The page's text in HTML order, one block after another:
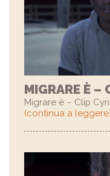
MIGRARE È –
Migrare è – Clip
(continua a